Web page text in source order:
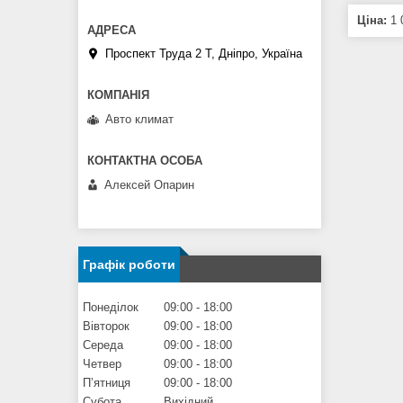
Ціна: 1
Проспект Труда 2 Т, Дніпро, Україна
Авто климат
Алексей Опарин
Графік роботи
Понеділок 09:00
18:00
Вівторок
09:00
18:00
Середа
09:00
18:00
Четвер
09:00
18:00
Пʼятниця
09:00
18:00